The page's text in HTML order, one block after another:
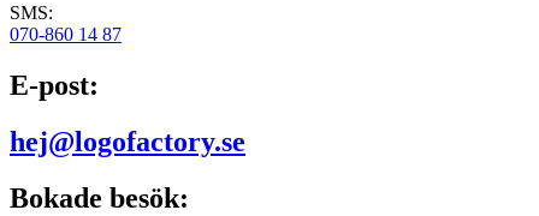
SMS:
070-860 14 87
E-post:
hej@logofactory.se
Bokade besök: